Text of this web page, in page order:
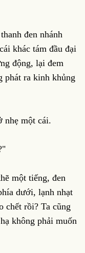
đen nhánh
khác tám đầu đại
động, lại đem
phát ra kinh khủng
nhẹ một cái.
một tiếng, đen
dưới, lạnh nhạt
chết rồi? Ta cũng
không phải muốn